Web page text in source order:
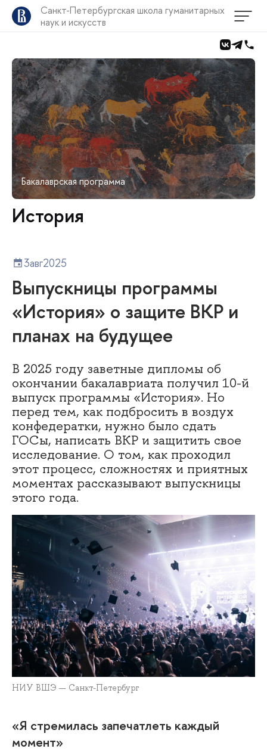
Санкт-Петербургская школа гуманитарных
наук и искусств
Бакалаврская программа
История
3авг2025
Выпускницы программы
«История» о защите ВКР и
планах на будущее
В 2025 году заветные дипломы об
окончании бакалавриата получил 10-й
выпуск программы «История». Но
перед тем, как подбросить в воздух
конфедератки, нужно было сдать
ГОСы, написать ВКР и защитить свое
исследование. О том, как проходил
этот процесс, сложностях и приятных
моментах рассказывают выпускницы
этого года.
НИУ ВШЭ — Санкт-Петербург
«Я стремилась запечатлеть каждый
момент»